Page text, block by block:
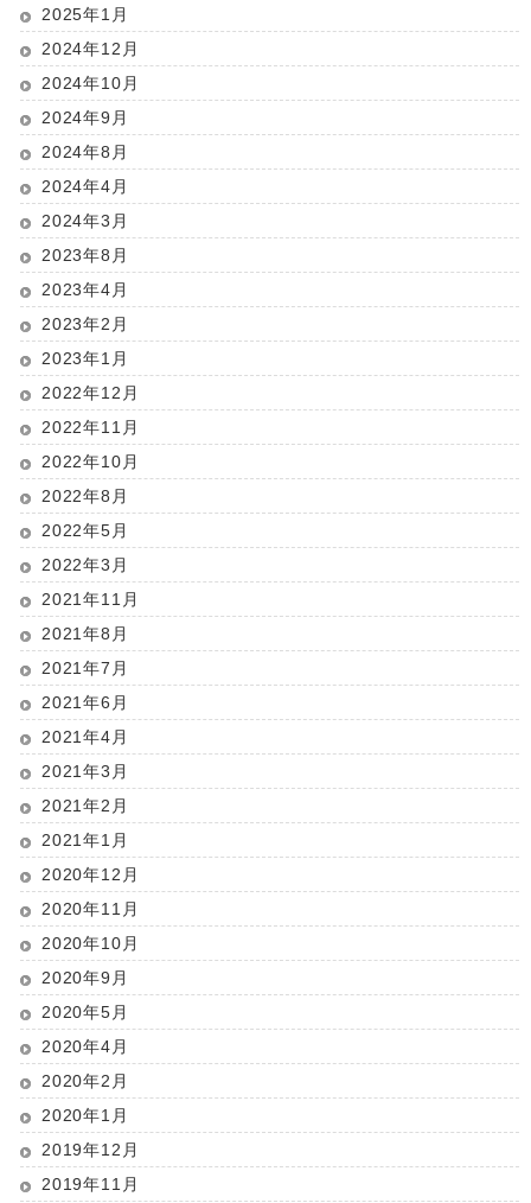
2025年1月
2024年12月
2024年10月
2024年9月
2024年8月
2024年4月
2024年3月
2023年8月
2023年4月
2023年2月
2023年1月
2022年12月
2022年11月
2022年10月
2022年8月
2022年5月
2022年3月
2021年11月
2021年8月
2021年7月
2021年6月
2021年4月
2021年3月
2021年2月
2021年1月
2020年12月
2020年11月
2020年10月
2020年9月
2020年5月
2020年4月
2020年2月
2020年1月
2019年12月
2019年11月